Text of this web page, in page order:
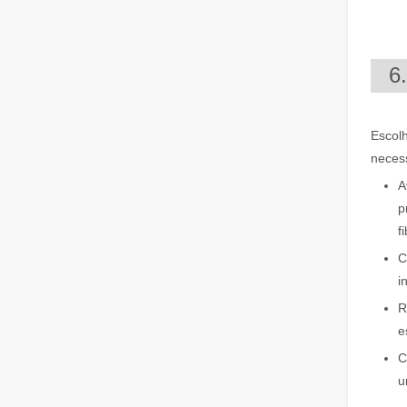
Na fabricação e na engenharia modernas, a precisão